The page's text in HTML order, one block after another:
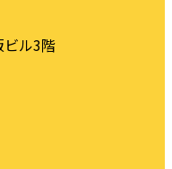
ル3階